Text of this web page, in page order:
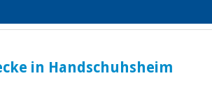
in Handschuhsheim